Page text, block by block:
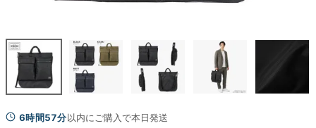
6時間57分以内にご購入で本日発送